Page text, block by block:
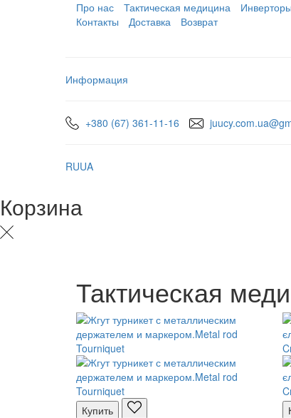
Про нас Тактическая медицина Инверторы
Контакты
Доставка Возврат
Информация
+380 (67) 361-11-16
RUUA
Корзина
Тактическая
Купить